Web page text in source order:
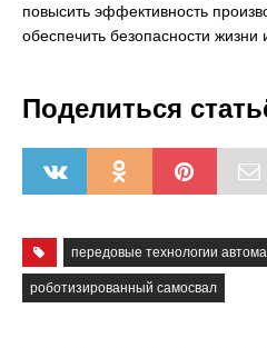
повысить эффективность
обеспечить безопасности жизни
Поделиться
передовые технологии
роботизированный самосвал